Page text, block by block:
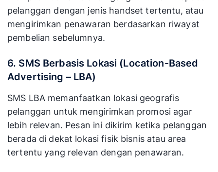
pelanggan dengan jenis handset tertentu, atau
mengirimkan penawaran berdasarkan riwayat
pembelian sebelumnya.
6. SMS Berbasis Lokasi (Location-Based
Advertising – LBA)
SMS LBA memanfaatkan lokasi geografis
pelanggan untuk mengirimkan promosi agar
lebih relevan. Pesan ini dikirim ketika pelanggan
berada di dekat lokasi fisik bisnis atau area
tertentu yang relevan dengan penawaran.